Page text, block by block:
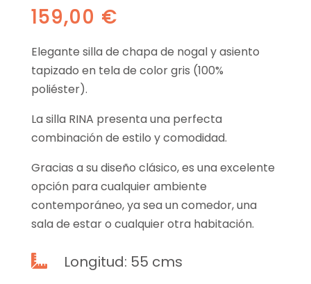
159,00 €
Elegante silla de chapa de nogal y asiento
tapizado en tela de color gris (100%
poliéster).
La silla RINA presenta una perfecta
combinación de estilo y comodidad.
Gracias a su diseño clásico, es una excelente
opción para cualquier ambiente
contemporáneo, ya sea un comedor, una
sala de estar o cualquier otra habitación.
 Longitud: 55 cms